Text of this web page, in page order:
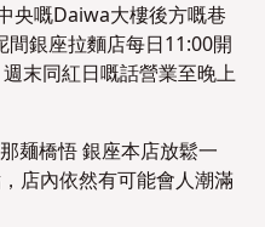
央嘅Daiwa大樓後方嘅巷
銀座拉麵店每日11:00開
末同紅日嘅話營業至晚上
麺橋悟 銀座本店放鬆一
店內依然有可能會人潮滿